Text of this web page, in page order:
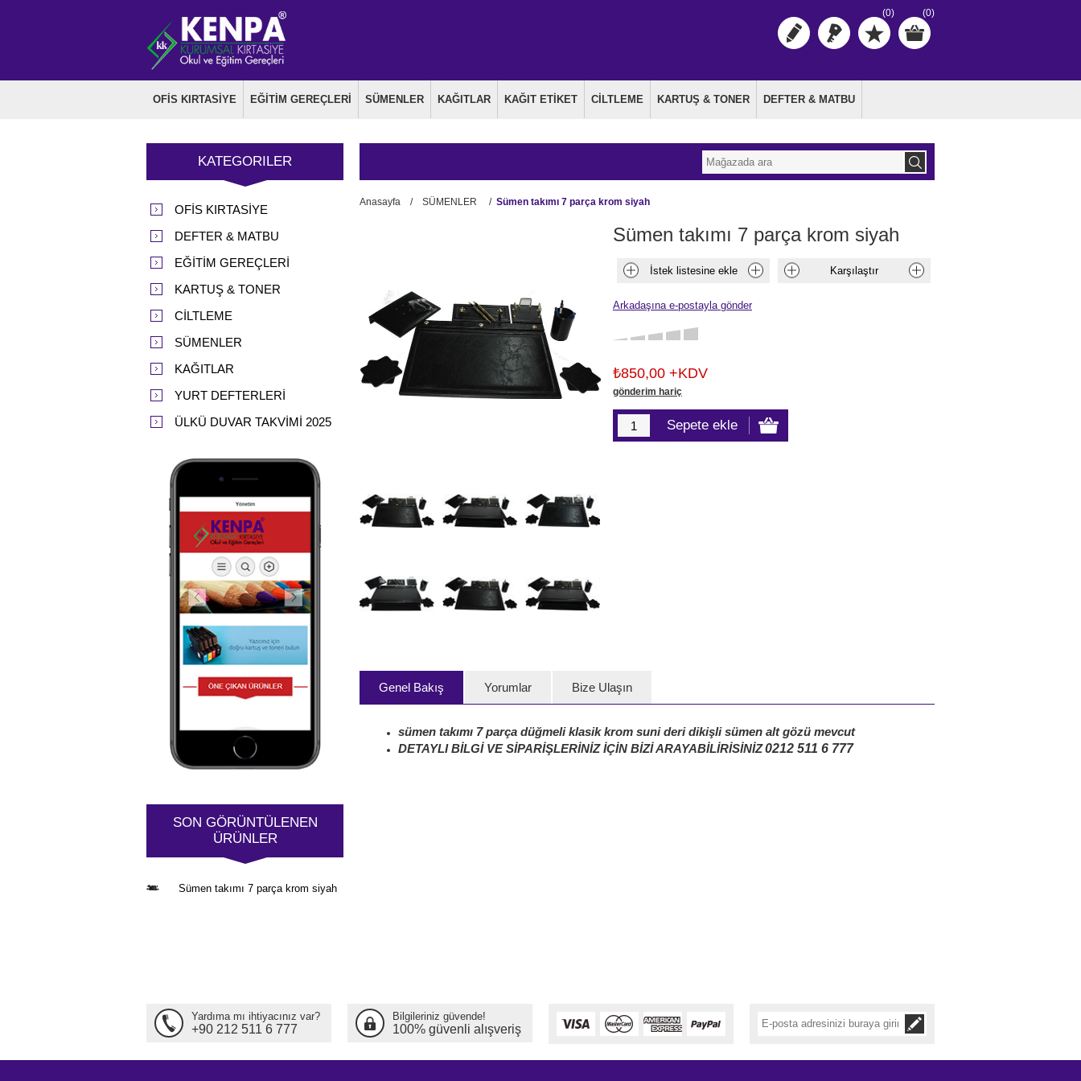
(0) (0)
OFİS KIRTASİYE EĞİTİM GEREÇLERİ SÜMENLER KAĞITLAR KAĞIT ETİKET CİLTLEME KARTUŞ & TONER DEFTER & MATBU
Anasayfa / SÜMENLER / Sümen takımı 7 parça krom siyah
Sümen takımı 7 parça krom siyah
₺850,00 +KDV
gönderim hariç
Genel Bakış Yorumlar Bize Ulaşın
sümen takımı 7 parça düğmeli klasik krom suni deri dikişli sümen alt gözü mevcut
DETAYLI BİLGİ VE SİPARİŞLERİNİZ İÇİN BİZİ ARAYABİLİRİSİNİZ 0212 511 6 777
KATEGORILER
OFİS KIRTASİYE
DEFTER & MATBU
EĞİTİM GEREÇLERİ
KARTUŞ & TONER
CİLTLEME
SÜMENLER
KAĞITLAR
YURT DEFTERLERİ
ÜLKÜ DUVAR TAKVİMİ 2025
SON GÖRÜNTÜLENEN
ÜRÜNLER
Sümen takımı 7 parça krom siyah
Yardıma mı ihtiyacınız var?
+90 212 511 6 777
Bilgileriniz güvende!
100% güvenli alışveriş